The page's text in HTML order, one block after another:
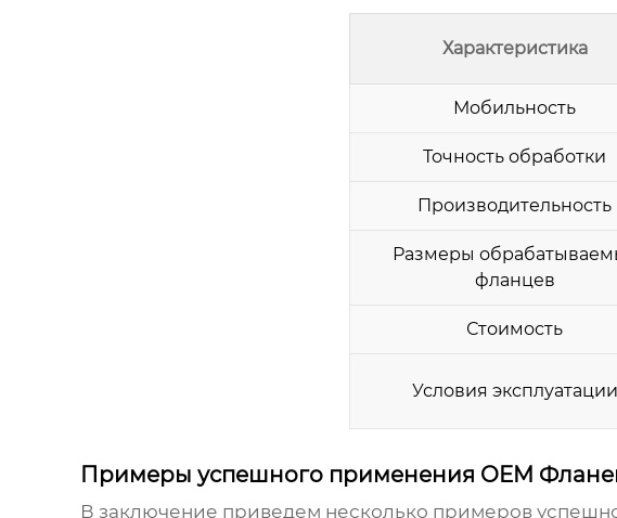
Характеристика
Мобильность
Точность обработки
Производительность
Размеры
фланцев
Стоимость
Условия эксплуатации
Примеры успешного применения OEM
В заключение приведем несколько примеров